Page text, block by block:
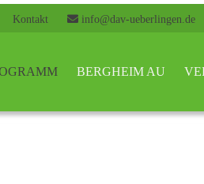
Kontakt info@dav-ueberlingen.de
BERGHEIM AU